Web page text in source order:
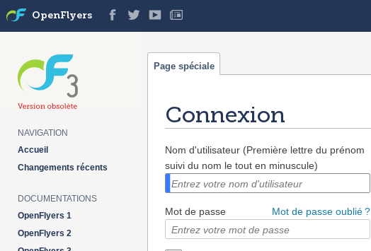
Connexion
Nom d'utilisateur (Première lettre du prénom
suivi du nom le tout en minuscule)
Mot de passe Mot de passe oublié ?
Page spéciale
OpenFlyers
NAVIGATION
Accueil
Changements récents
DOCUMENTATIONS
OpenFlyers 1
OpenFlyers 2